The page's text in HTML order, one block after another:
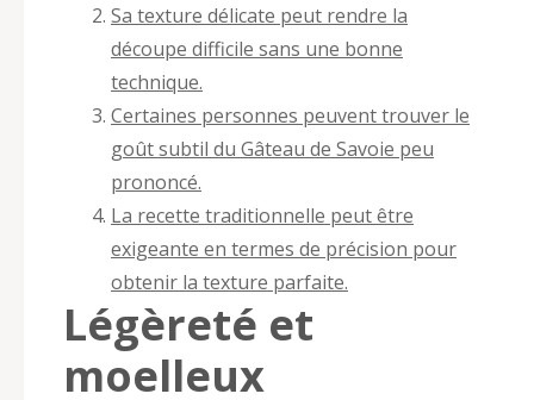
Sa texture délicate peut rendre la
découpe difficile sans une bonne
technique.
Certaines personnes peuvent trouver le
goût subtil du Gâteau de Savoie peu
prononcé.
La recette traditionnelle peut être
exigeante en termes de précision pour
obtenir la texture parfaite.
Légèreté et
moelleux